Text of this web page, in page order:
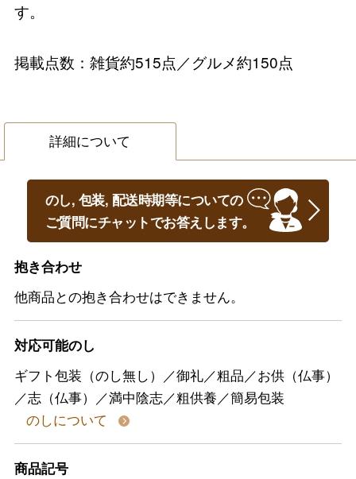
す。
掲載点数：雑貨約515点／グルメ約150点
詳細について
のし, 包装, 配送時期等についての
ご質問にチャットでお答えします。
抱き合わせ
他商品との抱き合わせはできません。
対応可能のし
ギフト包装（のし無し）／御礼／粗品／お供（仏事）
／志（仏事）／満中陰志／粗供養／簡易包装
のしについて
商品記号